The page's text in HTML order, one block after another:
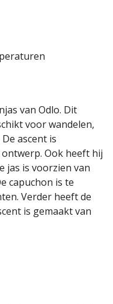
van Odlo. Dit
voor wandelen,
ascent is
Ook heeft hij
jas is voorzien van
capuchon is te
Verder heeft de
is gemaakt van